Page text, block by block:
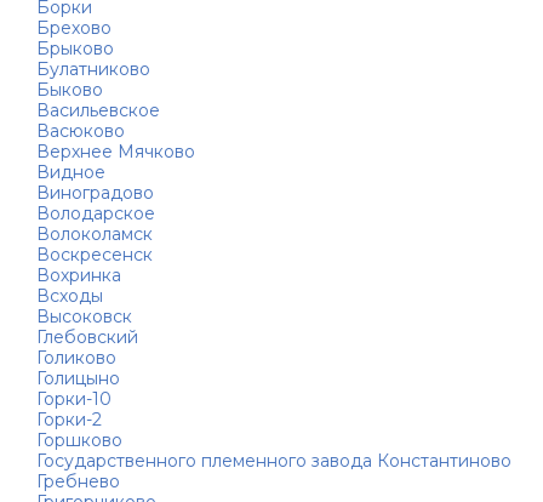
Борки
Брехово
Брыково
Булатниково
Быково
Васильевское
Васюково
Верхнее Мячково
Видное
Виноградово
Володарское
Волоколамск
Воскресенск
Вохринка
Всходы
Высоковск
Глебовский
Голиково
Голицыно
Горки-10
Горки-2
Горшково
Государственного племенного завода Константиново
Гребнево